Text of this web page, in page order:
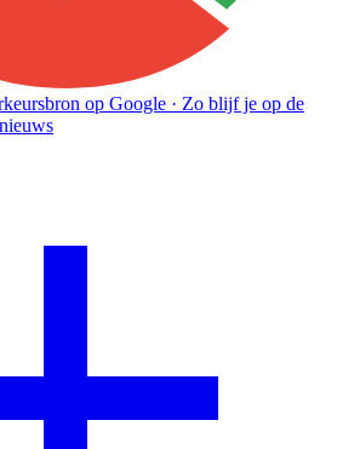
op Google · Zo blijf je op de